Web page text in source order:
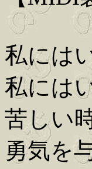
私には
私には
苦しい
勇気を